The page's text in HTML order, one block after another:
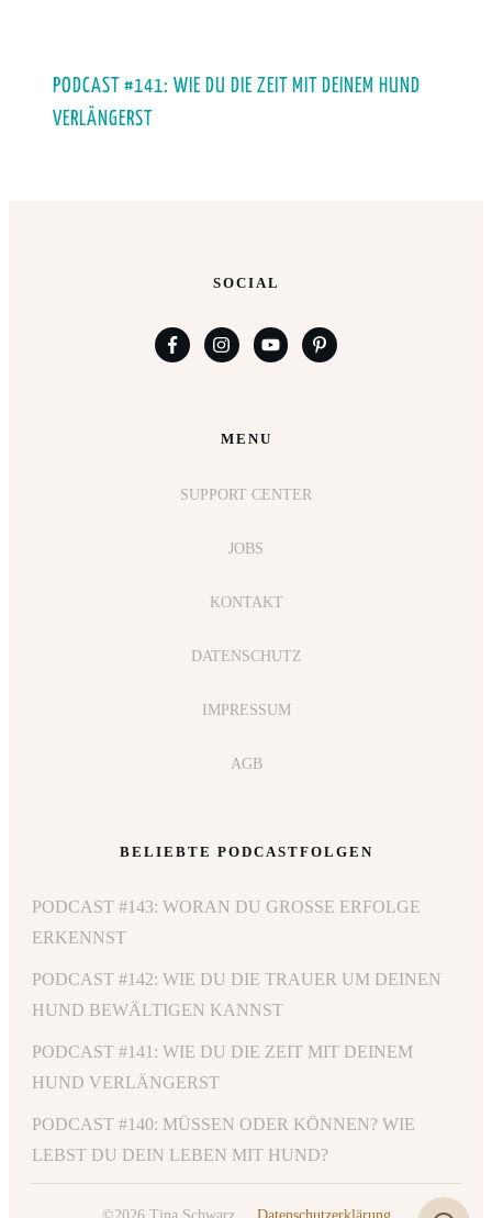
PODCAST #141: WIE DU DIE ZEIT MIT DEINEM HUND
VERLÄNGERST
BELIEBTE PODCASTFOLGEN
PODCAST #143: WORAN DU GROSSE ERFOLGE E
RKENNST
PODCAST #142: WIE DU DIE TRAUER UM DEINEN
HUND BEWÄLTIGEN KANNST
PODCAST #141: WIE DU DIE ZEIT MIT DEINEM
HUND VERLÄNGERST
PODCAST #140: MÜSSEN ODER KÖNNEN? WIE
LEBST DU DEIN LEBEN MIT HUND?
MENU
SUPPORT CENTER
JOBS
KONTAKT
DATENSCHUTZ
IMPRESSUM
AGB
SOCIAL